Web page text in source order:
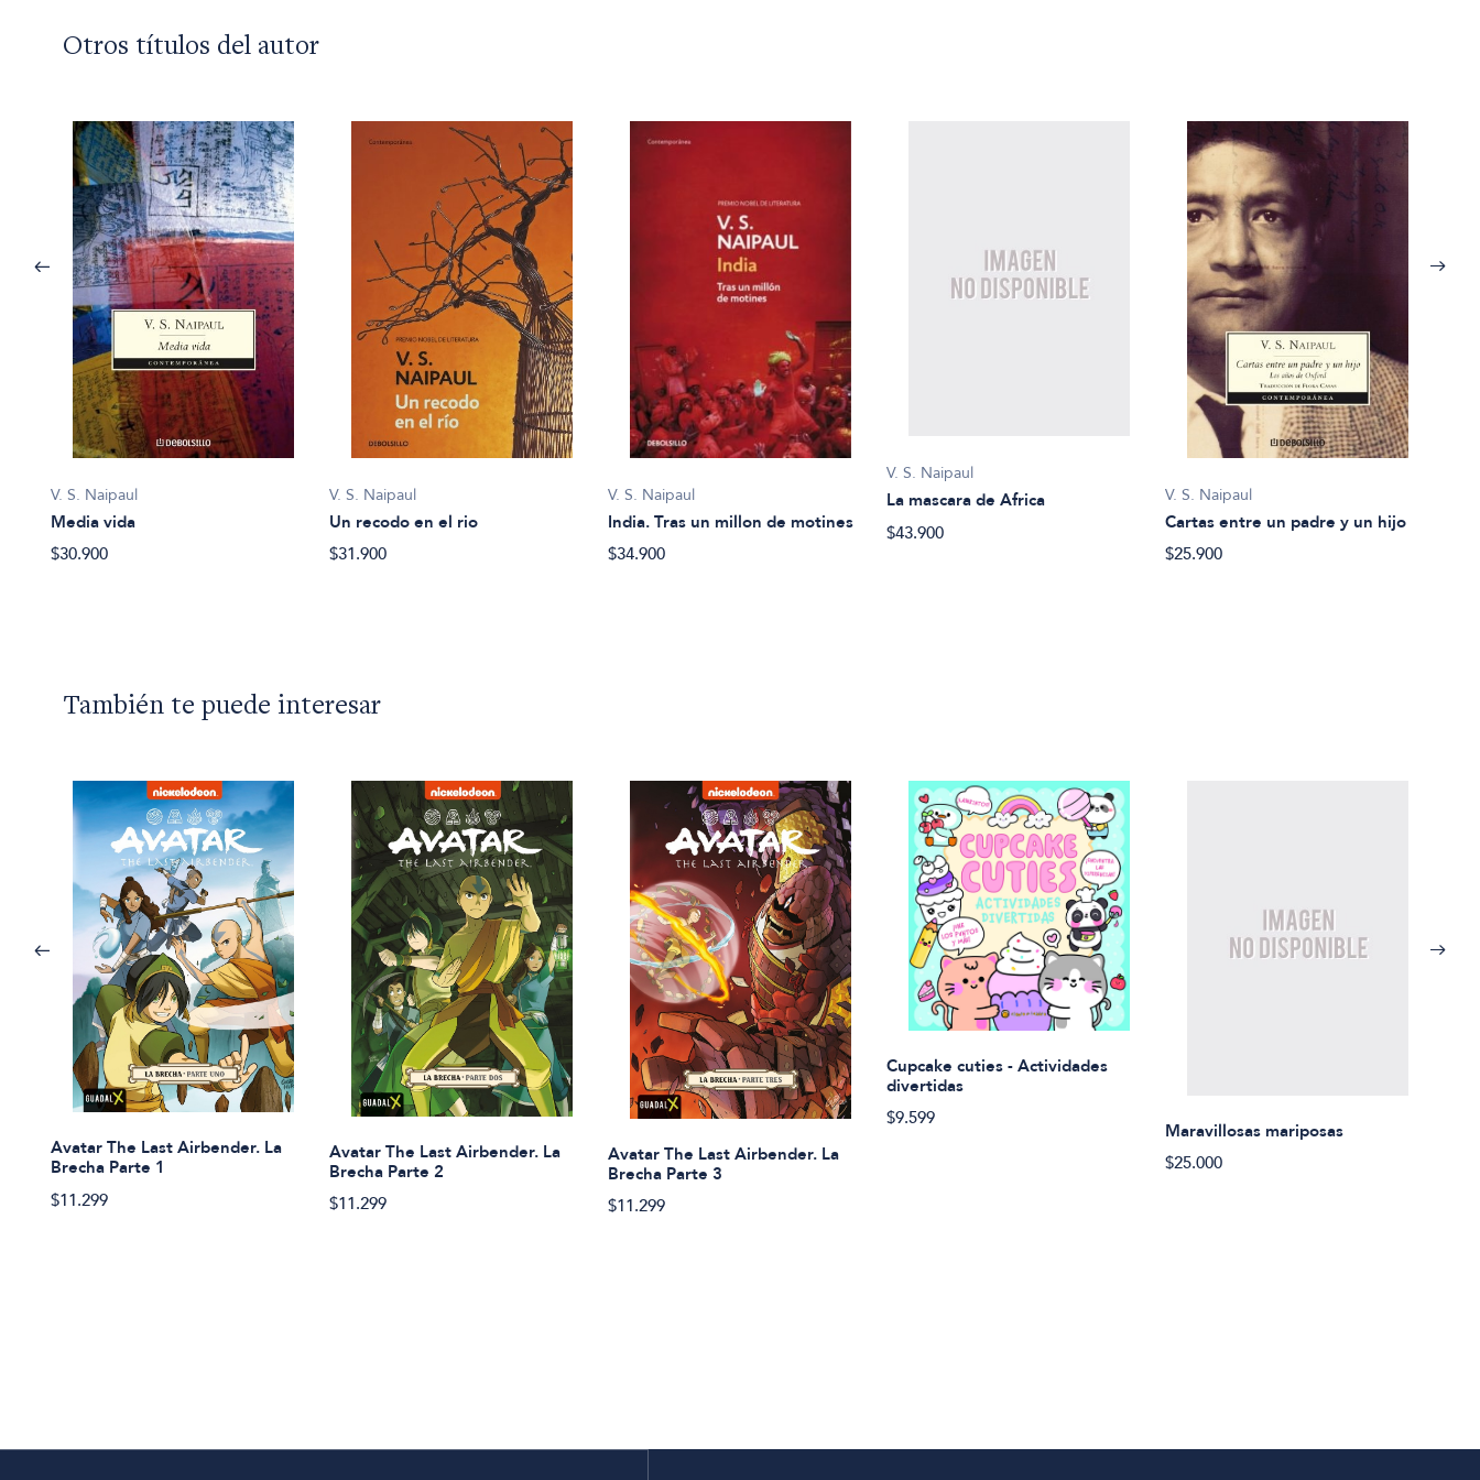
Otros títulos del autor
V. S. Naipaul
Media vida
$30.900
V. S. Naipaul
Un recodo en el rio
$31.900
V. S. Naipaul
India. Tras un millon de motines
$34.900
V. S. Naipaul
La mascara de Africa
$43.900
V. S. Naipaul
Cartas entre un padre y un hijo
$25.900
También te puede interesar
Avatar The Last Airbender. La
Brecha Parte 1
$11.299
Avatar The Last Airbender. La
Brecha Parte 2
$11.299
Avatar The Last Airbender. La
Brecha Parte 3
$11.299
Cupcake cuties - Actividades
divertidas
$9.599
Maravillosas mariposas
$25.000